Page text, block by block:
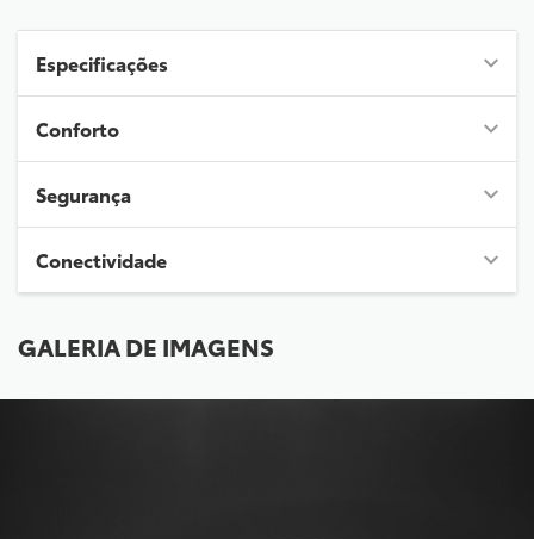
Especificações
Conforto
Segurança
Conectividade
GALERIA DE IMAGENS